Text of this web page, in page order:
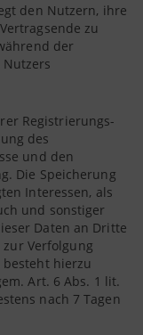
den Nutzern, ihre
zu
der
Registrierungs-
des
und den
Die Speicherung
Interessen, als
und sonstiger
Daten an Dritte
Verfolgung
hierzu
Art. 6 Abs. 1 lit.
nach 7 Tagen